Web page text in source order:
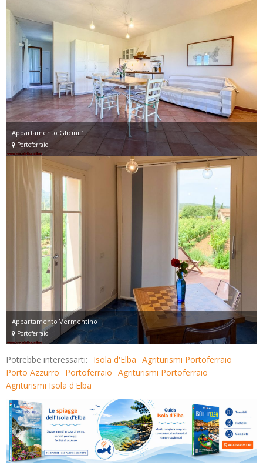
Appartamento Glicini 1
Portoferraio
Appartamento Vermentino
Portoferraio
Potrebbe interessarti: Isola d'Elba Agriturismi Portoferraio
Porto Azzurro
Portoferraio Agriturismi Portoferraio
Agriturismi Isola d'Elba